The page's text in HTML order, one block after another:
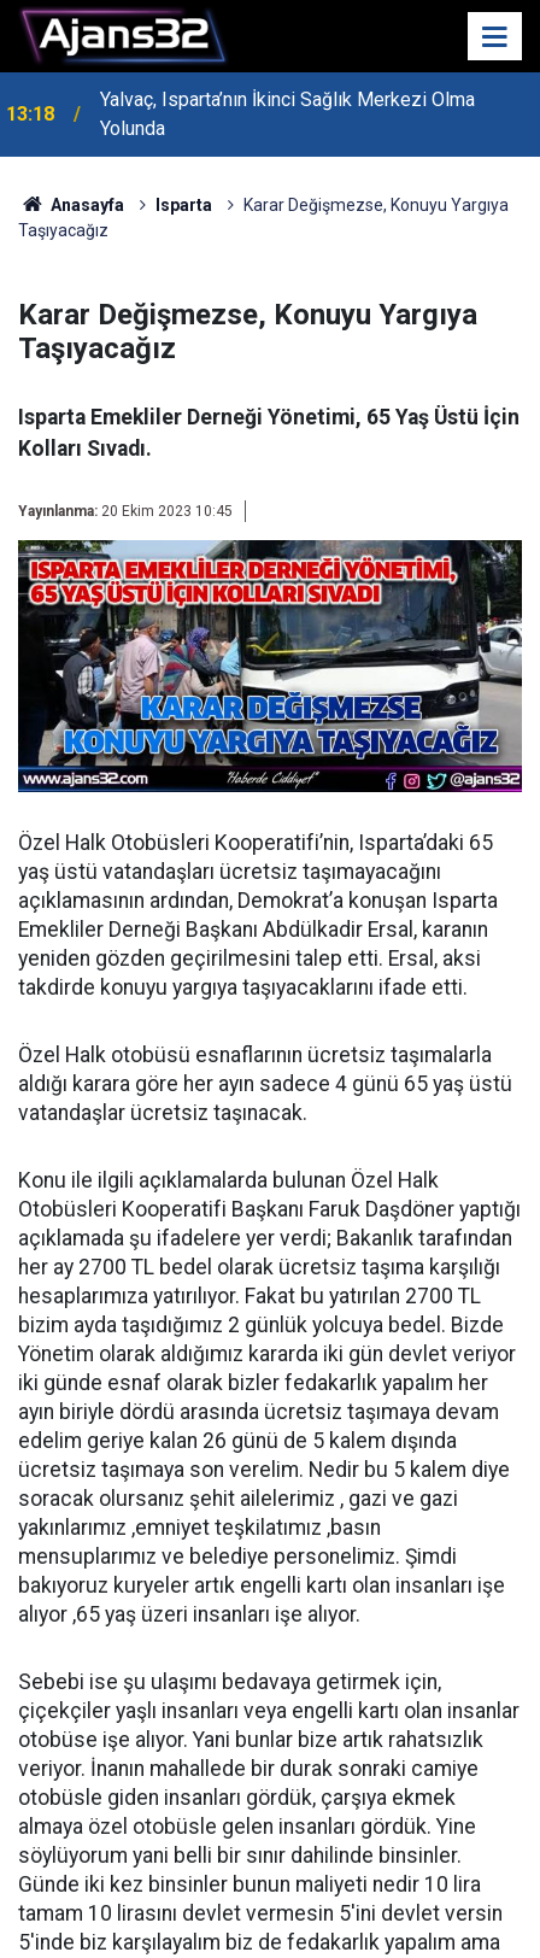
13:18
Yalvaç, Isparta’nın İkinci Sağlık Merkezi Olma
Yolunda
13:14
MHP Genel Başkan Yardımcısı Bayraktar Isparta’da
Konuştu
Anasayfa Isparta
Karar Değişmezse, Konuyu Yargıya
Taşıyacağız
Karar Değişmezse, Konuyu Yargıya
Taşıyacağız
Isparta Emekliler Derneği Yönetimi, 65 Yaş Üstü İçin
Kolları Sıvadı.
Yayınlanma: 20 Ekim 2023 10:45
Özel Halk Otobüsleri Kooperatifi’nin, Isparta’daki 65
yaş üstü vatandaşları ücretsiz taşımayacağını
açıklamasının ardından, Demokrat’a konuşan Isparta
Emekliler Derneği Başkanı Abdülkadir Ersal, karanın
yeniden gözden geçirilmesini talep etti. Ersal, aksi
takdirde konuyu yargıya taşıyacaklarını ifade etti.
Özel Halk otobüsü esnaflarının ücretsiz taşımalarla
aldığı karara göre her ayın sadece 4 günü 65 yaş üstü
vatandaşlar ücretsiz taşınacak.
Konu ile ilgili açıklamalarda bulunan Özel Halk
Otobüsleri Kooperatifi Başkanı Faruk Daşdöner yaptığı
açıklamada şu ifadelere yer verdi; Bakanlık tarafından
her ay 2700 TL bedel olarak ücretsiz taşıma karşılığı
hesaplarımıza yatırılıyor. Fakat bu yatırılan 2700 TL
bizim ayda taşıdığımız 2 günlük yolcuya bedel. Bizde
Yönetim olarak aldığımız kararda iki gün devlet veriyor
iki günde esnaf olarak bizler fedakarlık yapalım her
ayın biriyle dördü arasında ücretsiz taşımaya devam
edelim geriye kalan 26 günü de 5 kalem dışında
ücretsiz taşımaya son verelim. Nedir bu 5 kalem diye
soracak olursanız şehit ailelerimiz , gazi ve gazi
yakınlarımız ,emniyet teşkilatımız ,basın
mensuplarımız ve belediye personelimiz. Şimdi
bakıyoruz kuryeler artık engelli kartı olan insanları işe
alıyor ,65 yaş üzeri insanları işe alıyor.
Sebebi ise şu ulaşımı bedavaya getirmek için,
çiçekçiler yaşlı insanları veya engelli kartı olan insanlar
otobüse işe alıyor. Yani bunlar bize artık rahatsızlık
veriyor. İnanın mahallede bir durak sonraki camiye
otobüsle giden insanları gördük, çarşıya ekmek
almaya özel otobüsle gelen insanları gördük. Yine
söylüyorum yani belli bir sınır dahilinde binsinler.
Günde iki kez binsinler bunun maliyeti nedir 10 lira
tamam 10 lirasını devlet vermesin 5'ini devlet versin
5'inde biz karşılayalım biz de fedakarlık yapalım ama